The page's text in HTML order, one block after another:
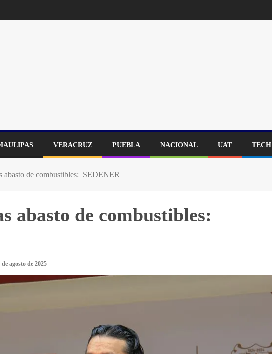
VERACRUZ PUEBLA NACIONAL UAT TECH
abasto de combustibles: SEDENER
abasto de combustibles:
de agosto de 2025